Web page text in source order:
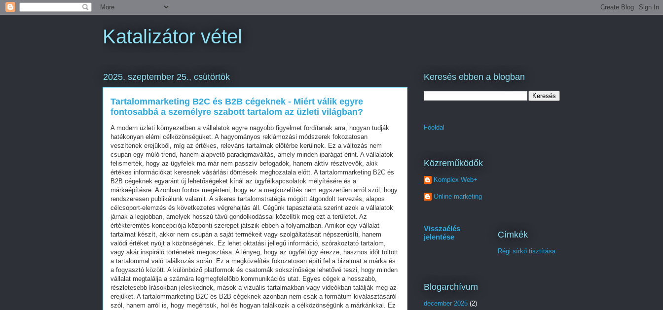
Katalizátor vétel
2025. szeptember 25., csütörtök
Tartalommarketing B2C és B2B cégeknek - Miért válik egyre
fontosabbá a személyre szabott tartalom az üzleti világban?
A modern üzleti környezetben a vállalatok egyre nagyobb figyelmet fordítanak arra, hogyan tudják
hatékonyan elérni célközönségüket. A hagyományos reklámozási módszerek fokozatosan
veszítenek erejükből, míg az értékes, releváns tartalmak előtérbe kerülnek. Ez a változás nem
csupán egy múló trend, hanem alapvető paradigmaváltás, amely minden iparágat érint. A vállalatok
felismerték, hogy az ügyfelek ma már nem passzív befogadók, hanem aktív résztvevők, akik
értékes információkat keresnek vásárlási döntéseik meghozatala előtt. A tartalommarketing B2C és
B2B cégeknek egyaránt új lehetőségeket kínál az ügyfélkapcsolatok mélyítésére és a
márkaépítésre. Azonban fontos megérteni, hogy ez a megközelítés nem egyszerűen arról szól, hogy
rendszeresen publikálunk valamit. A sikeres tartalomstratégia mögött átgondolt tervezés, alapos
célcsoport-elemzés és következetes végrehajtás áll. Cégünk tapasztalata szerint azok a vállalatok
járnak a legjobban, amelyek hosszú távú gondolkodással közelítik meg ezt a területet. Az
értékteremtés koncepciója központi szerepet játszik ebben a folyamatban. Amikor egy vállalat
tartalmat készít, akkor nem csupán a saját termékeit vagy szolgáltatásait népszerűsíti, hanem
valódi értéket nyújt a közönségének. Ez lehet oktatási jellegű információ, szórakoztató tartalom,
vagy akár inspiráló történetek megosztása. A lényeg, hogy az ügyfél úgy érezze, hasznos időt töltött
a tartalommal való találkozás során. Ez a megközelítés fokozatosan építi fel a bizalmat a márka és
a fogyasztó között. A különböző platformok és csatornák sokszínűsége lehetővé teszi, hogy minden
vállalat megtalálja a számára legmegfelelőbb kommunikációs utat. Egyes cégek a hosszabb,
részletesebb írásokban jeleskednek, mások a vizuális tartalmakban vagy videókban találják meg az
erejüket. A tartalommarketing B2C és B2B cégeknek azonban nem csak a formátum kiválasztásáról
szól, hanem arról is, hogy megértsük, hol és hogyan találkozik a célközönségünk a márkánkkal. Ez
Keresés ebben a blogban
Főoldal
Közreműködők
Komplex Web+
Online marketing
Visszaélés
jelentése
Címkék
Régi sírkő tisztítása
Blogarchívum
december 2025 (2)